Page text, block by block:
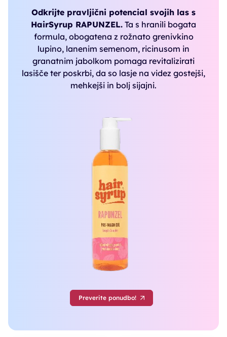
Odkrijte pravljični potencial svojih las s
HairSyrup RAPUNZEL. Ta s hranili bogata
formula, obogatena z rožnato grenivkino
lupino, lanenim semenom, ricinusom in
granatnim jabolkom pomaga revitalizirati
lasišče ter poskrbi, da so lasje na videz gostejši,
mehkejši in bolj sijajni.
Preverite ponudbo!